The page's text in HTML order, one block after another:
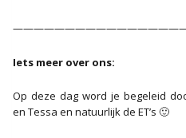
Iets meer over ons:
Op deze dag word je begeleid
en Tessa en natuurlijk de ET’s 🙂